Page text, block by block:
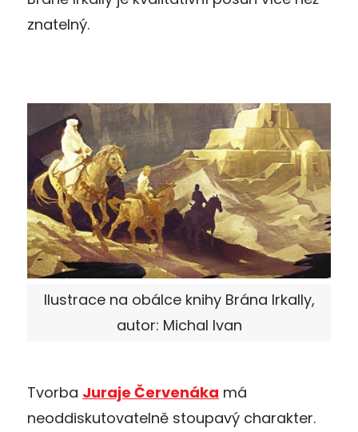
znatelný.
Ilustrace na obálce knihy Brána Irkally,
autor: Michal Ivan
Tvorba Juraje Červenáka má
neoddiskutovatelně stoupavý charakter.